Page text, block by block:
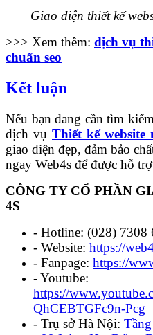
Giao diện thiết kế
>>> Xem thêm: dịch vụ
chuẩn seo
Kết luận
Nếu bạn đang cần tìm
dịch vụ Thiết kế website
giao diện đẹp, đảm bảo
ngay Web4s để được hỗ
CÔNG TY CỔ PHẦN
4S
- Hotline: (028) 7308
- Website: https://
- Fanpage: https://
- Youtube:
https://
QhCEBTGFc9n-Pcg
- Trụ sở Hà Nội: